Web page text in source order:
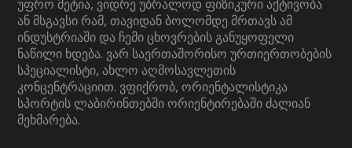
უფრო მეტია, ვიდრე უბრალოდ ფიზიკური აქტივობა
ან მსგავსი რამ, თავიდან ბოლომდე მრთავს ამ
ინდუსტრიაში და ჩემი ცხოვრების განუყოფელი
ნაწილი ხდება. ვარ საერთაშორისო ურთიერთობების
სპეციალისტი, ახლო აღმოსავლეთის
კონცენტრაციით. ვფიქრობ, ორიენტალისტიკა
სპორტის ლაბირინთებში ორიენტირებაში ძალიან
მეხმარება.